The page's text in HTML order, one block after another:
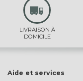
LIVRAISON À
DOMICILE
Aide et services